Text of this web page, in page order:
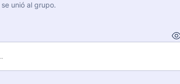
se unió al grupo.